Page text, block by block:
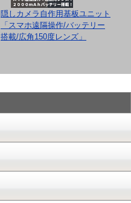
隠しカメラ自作用基板ユニット
「スマホ遠隔操作/バッテリー
搭載/広角150度レンズ」